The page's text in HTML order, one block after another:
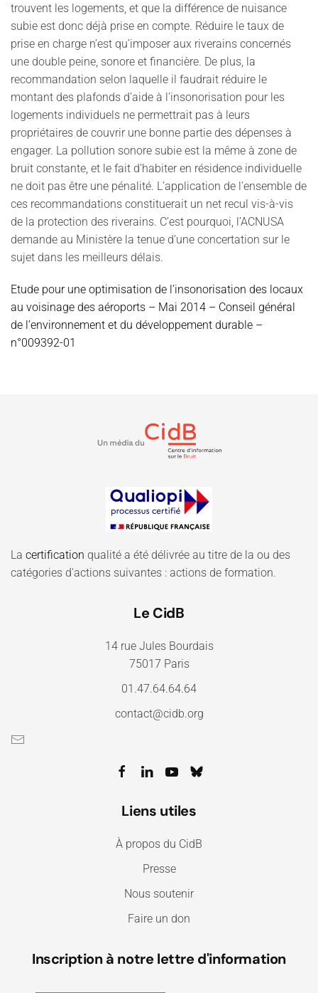
trouvent les logements, et que la différence de nuisance
subie est donc déjà prise en compte. Réduire le taux de
prise en charge n’est qu’imposer aux riverains concernés
une double peine, sonore et financière. De plus, la
recommandation selon laquelle il faudrait réduire le
montant des plafonds d’aide à l’insonorisation pour les
logements individuels ne permettrait pas à leurs
propriétaires de couvrir une bonne partie des dépenses à
engager. La pollution sonore subie est la même à zone de
bruit constante, et le fait d’habiter en résidence individuelle
ne doit pas être une pénalité. L’application de l’ensemble de
ces recommandations constituerait un net recul vis-à-vis
de la protection des riverains. C’est pourquoi, l’ACNUSA
demande au Ministère la tenue d’une concertation sur le
sujet dans les meilleurs délais.
Etude pour une optimisation de l’insonorisation des locaux
au voisinage des aéroports – Mai 2014 – Conseil général
de l’environnement et du développement durable –
n°009392-01
La certification qualité a été délivrée au titre de la ou des
catégories d'actions suivantes : actions de formation.
Le CidB
14 rue Jules Bourdais
75017 Paris
01.47.64.64.64
contact@cidb.org
Liens utiles
À propos du CidB
Presse
Nous soutenir
Faire un don
Inscription à notre lettre d'information